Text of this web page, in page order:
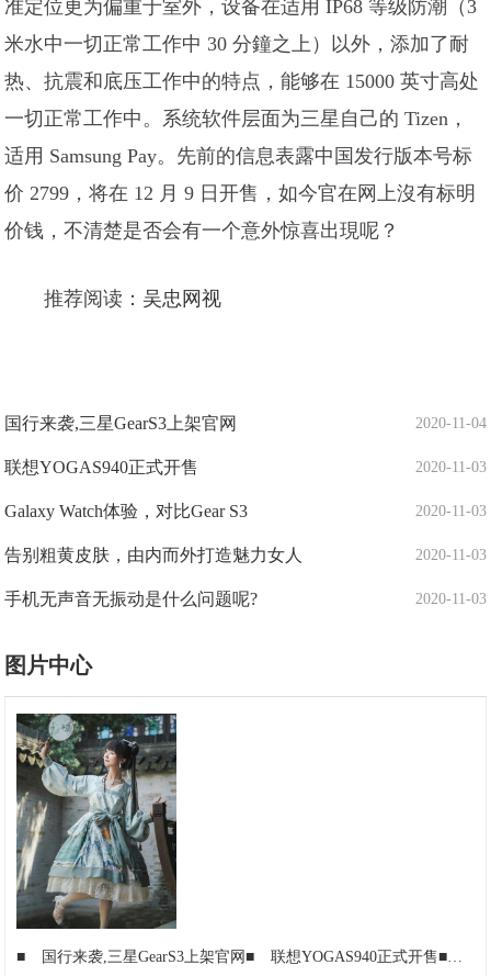
准定位更为偏重于室外，设备在适用 IP68 等级防潮（3
米水中一切正常工作中 30 分鐘之上）以外，添加了耐
热、抗震和底压工作中的特点，能够在 15000 英寸高处
一切正常工作中。系统软件层面为三星自己的 Tizen，
适用 Samsung Pay。先前的信息表露中国发行版本号标
价 2799，将在 12 月 9 日开售，如今官在网上沒有标明
价钱，不清楚是否会有一个意外惊喜出現呢？
推荐阅读： 吴忠网视
2020-11-04
国行来袭,三星GearS3上架官网
2020-11-03
联想YOGAS940正式开售
2020-11-03
Galaxy Watch体验，对比Gear S3
2020-11-03
告别粗黄皮肤，由内而外打造魅力女人
2020-11-03
手机无声音无振动是什么问题呢?
图片中心
■ 国行来袭,三星GearS3上架官网■ 联想YOGAS940正式开售■